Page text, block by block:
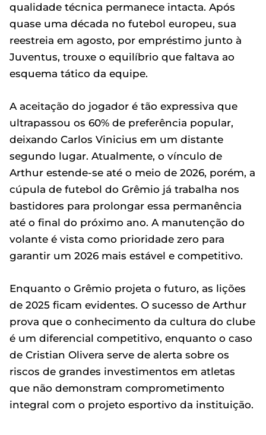
qualidade técnica permanece intacta. Após
quase uma década no futebol europeu, sua
reestreia em agosto, por empréstimo junto à
Juventus, trouxe o equilíbrio que faltava ao
esquema tático da equipe.
A aceitação do jogador é tão expressiva que
ultrapassou os 60% de preferência popular,
deixando Carlos Vinicius em um distante
segundo lugar. Atualmente, o vínculo de
Arthur estende-se até o meio de 2026, porém, a
cúpula de futebol do Grêmio já trabalha nos
bastidores para prolongar essa permanência
até o final do próximo ano. A manutenção do
volante é vista como prioridade zero para
garantir um 2026 mais estável e competitivo.
Enquanto o Grêmio projeta o futuro, as lições
de 2025 ficam evidentes. O sucesso de Arthur
prova que o conhecimento da cultura do clube
é um diferencial competitivo, enquanto o caso
de Cristian Olivera serve de alerta sobre os
riscos de grandes investimentos em atletas
que não demonstram comprometimento
integral com o projeto esportivo da instituição.